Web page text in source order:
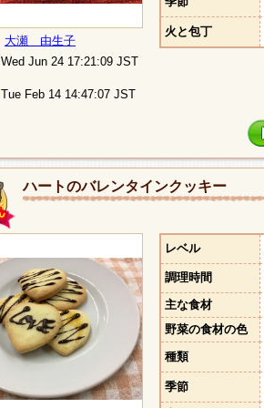
大瀬 由生子
Wed Jun 24 17:21:09 JST
Tue Feb 14 14:47:07 JST
火と包丁
ハートのバレンタインクッキー
レベル
調理時間
主な食材
野菜の食材の色
種類
季節